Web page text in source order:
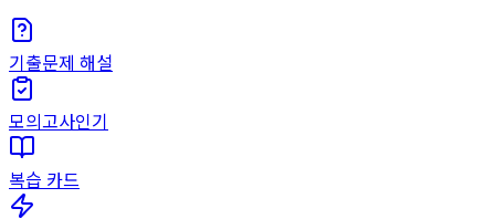
기출문제 해설
모의고사인기
복습 카드